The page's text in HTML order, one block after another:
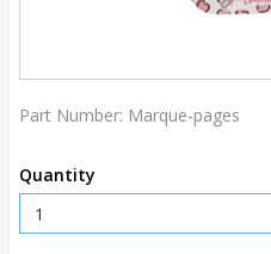
Part Number: Marque-pages
Quantity